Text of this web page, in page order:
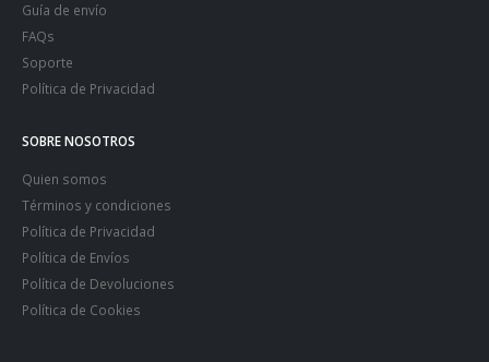
Guía de envío
FAQs
Soporte
Política de Privacidad
SOBRE NOSOTROS
Quien somos
Términos y condiciones
Política de Privacidad
Política de Envíos
Política de Devoluciones
Política de Cookies